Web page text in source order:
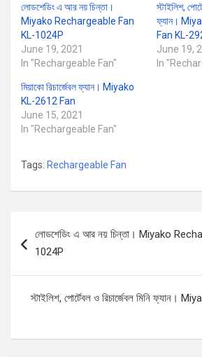
লোডশেডিং এ আর নয় চিন্তা।
Miyako Rechargeable Fan
KL-1024P
June 19, 2021
In "Rechargeable Fan"
স্টাইলিশ,
ফ্যান।
Fan KL-
June 19,
In
মিয়াকো রিচার্জেবল ফ্যান। Miyako
KL-2612 Fan
June 15, 2021
In "Rechargeable Fan"
Tags: Rechargeable Fan
navigation
লোডশেডিং এ আর নয় চিন্তা। Miyako
1024P
স্টাইলিশ, পোর্টেবল ও রিচার্জেবল মিনি ফ্যান।